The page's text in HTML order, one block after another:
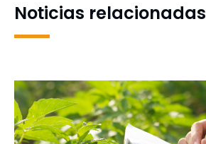
Noticias relacionadas